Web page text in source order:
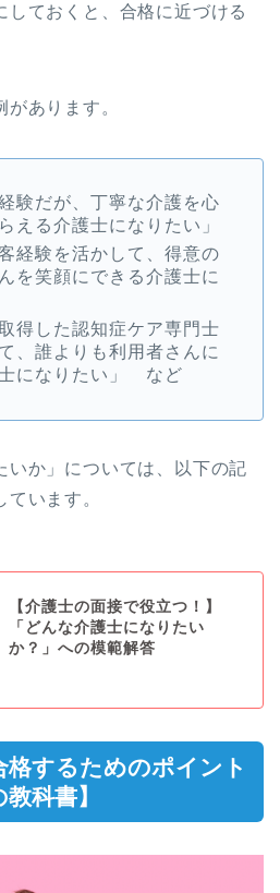
しておくと、合格に近づける
あります。
験だが、丁寧な介護を心
える介護士になりたい」
経験を活かして、得意の
を笑顔にできる介護士に
得した認知症ケア専門士
、誰よりも利用者さんに
になりたい」 など
いか」については、以下の記
います。
【介護士の面接で役立つ！】
「どんな介護士になりたい
か？」への模範解答
格するためのポイント
科書】